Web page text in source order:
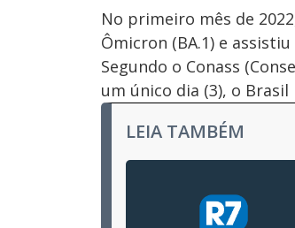
No primeiro mês de
Ômicron (BA.1) e
Segundo o Conass
um único dia (3), o
LEIA TAMBÉM